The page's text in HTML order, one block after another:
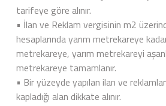
tarifeye göre alınır.
• İlan ve Reklam vergisinin m2
hesaplarında yarım metrekareye
metrekareye, yarım metrekareyi
metrekareye tamamlanır.
• Bir yüzeyde yapılan ilan ve
kapladığı alan dikkate alınır.